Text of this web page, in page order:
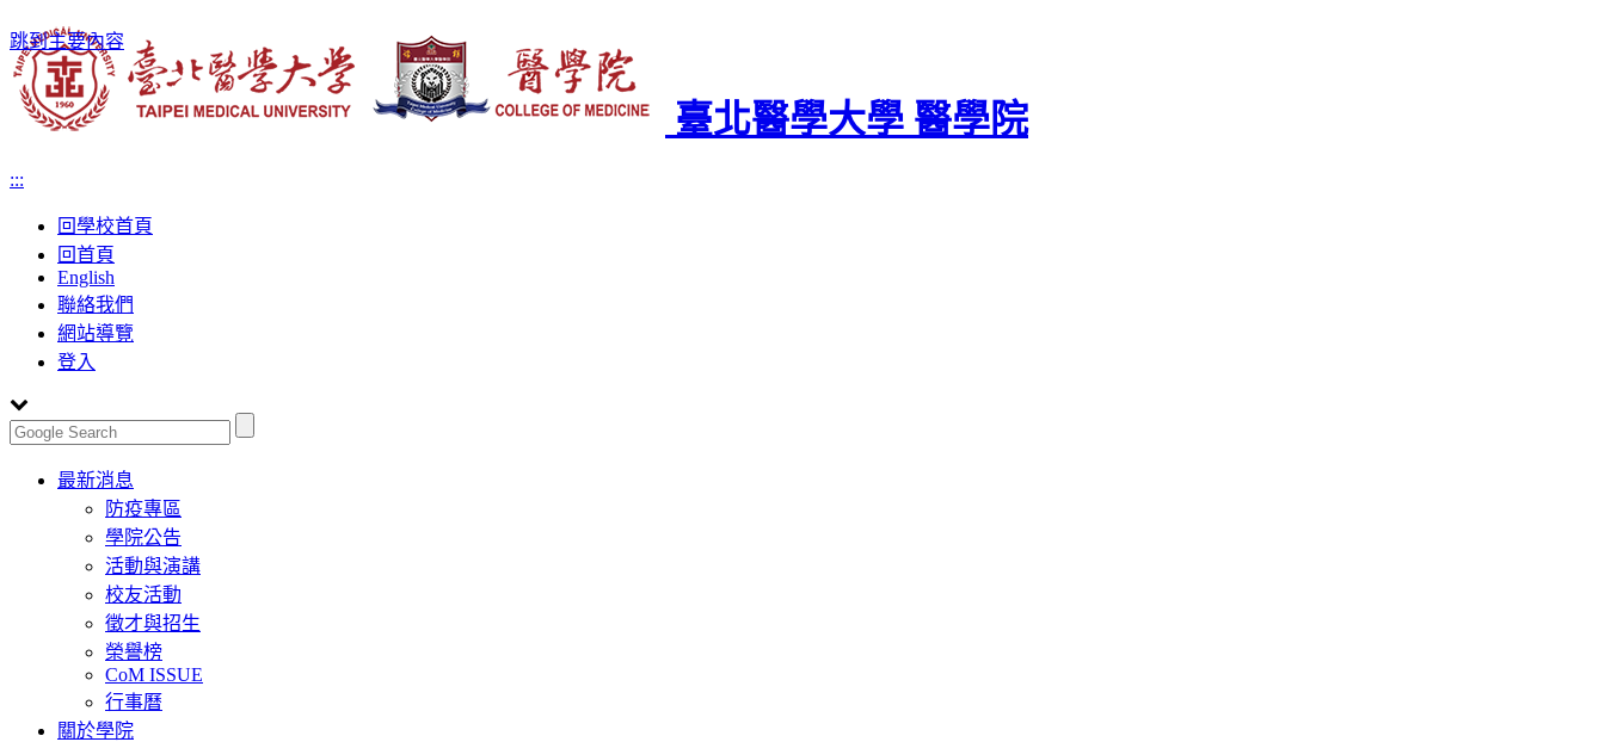
跳到主要內容
臺北醫學大學 醫學院
:::
回學校首頁
回首頁
English
聯絡我們
網站導覽
登入
Toggle
navigation
最新消息
防疫專區
學院公告
活動與演講
校友活動
徵才與招生
榮譽榜
CoM ISSUE
行事曆
關於學院